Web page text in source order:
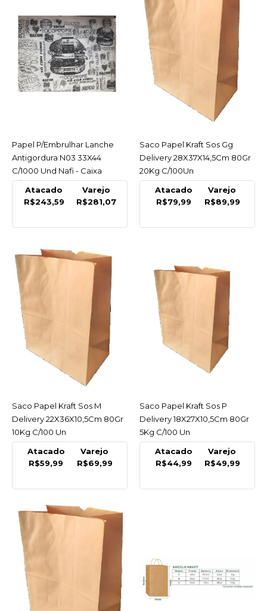
COMPARAR
Papel P/ Embrulhar
Lanche Acoplado 38X40
C/500 Folhas
COMPRAR
COMPARAR
LISTA DE DESEJO
Papel P/Embrulhar
Caixa C/1000 Und
R$281,07
COMPRAR
COMPARAR
LISTA DE DESEJO
Saco Papel Kraft Sos Gg
Delivery 28X37X14,5Cm
80Gr 20Kg C/100Un
R$89,99
COMPRAR
NAFI
Saco Papel Kraft Sos M
Delivery 22X36X10,5Cm
80Gr 10Kg C/100 Un
ACESSAR
Papel P/Embrulhar Lanche
Antigordura N03 33X44
C/1000 Und Nafi - Caixa
C/1000 Und
Atacado
R$243,59
Varejo
R$281,07
ACESSAR
Saco Papel Kraft Sos Gg
Delivery 28X37X14,5Cm 80Gr
20Kg C/100Un
Atacado
R$79,99
Varejo
R$89,99
ACESSAR
Saco Papel Kraft Sos M
Delivery 22X36X10,5Cm 80Gr
10Kg C/100 Un
Atacado
R$59,99
Varejo
R$69,99
ACESSAR
Saco Papel Kraft Sos P
Delivery 18X27X10,5Cm 80Gr
5Kg C/100 Un
Atacado
R$44,99
Varejo
R$49,99